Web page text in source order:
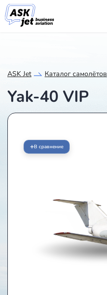
ASK Jet Каталог самолётов
Yak-40 VIP
+В сравнение